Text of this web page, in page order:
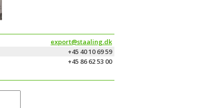
export@staaling.dk
+45 40 10 69 59
+45 86 62 53 00